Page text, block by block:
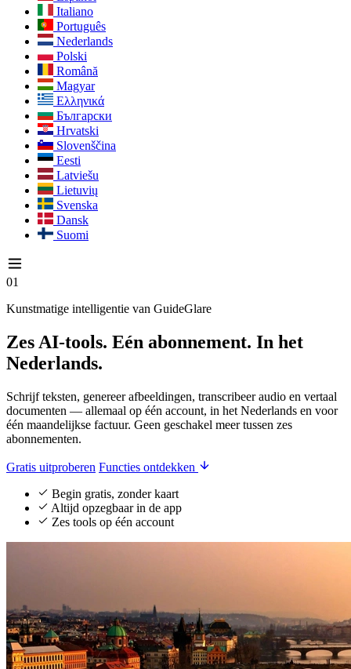
Italiano
Português
Nederlands
Polski
Română
Magyar
Ελληνικά
Български
Hrvatski
Slovenščina
Eesti
Latviešu
Lietuvių
Svenska
Dansk
Suomi
01
Kunstmatige intelligentie van GuideGlare
Zes AI-tools. Eén abonnement. In het
Nederlands.
Schrijf teksten, genereer afbeeldingen, transcribeer audio en vertaal
documenten — allemaal op één account, in het Nederlands en voor
één maandelijkse factuur. Geen geschakel meer tussen zes
abonnementen.
Gratis uitproberen Functies ontdekken
Begin gratis, zonder kaart
Altijd opzegbaar in de app
Zes tools op één account